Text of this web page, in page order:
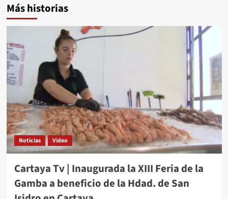
Más historias
Noticias Video
Cartaya Tv | Inaugurada la XIII Feria de la
Gamba a beneficio de la Hdad. de San